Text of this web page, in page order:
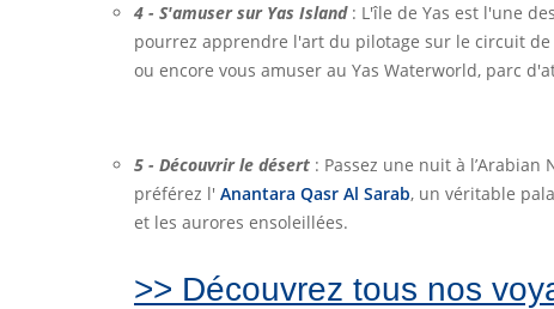
4 - S'amuser sur Yas Island: L'île de Yas est l'une
pourrez apprendre l'art du pilotage sur le circuit
ou encore vous amuser au Yas Waterworld, parc
5 - Découvrir le désert : Passez une nuit à l’Arabian
préférez l' Anantara Qasr Al Sarab, un véritable
et les aurores ensoleillées.
>> Découvrez tous nos